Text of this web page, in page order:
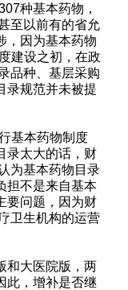
种基本药物，
至以前有的省允
，因为基本药物
建设之初，在政
品种、基层采购
录规范并未被提
基本药物制度
录太大的话，财
为基本药物目录
担不是来自基本
要问题，因为财
卫生机构的运营
和大医院版，两
此，增补是否继